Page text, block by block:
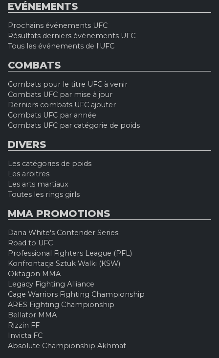
EVÉNEMENTS
Prochains événements UFC
Résultats derniers événements UFC
Tous les événements de l'UFC
COMBATS
Combats pour le titre UFC à venir
Combats UFC par mise à jour
Derniers combats UFC ajouter
Combats UFC par année
Combats UFC par catégorie de poids
DIVERS
Les catégories de poids
Les arbitres
Les arts martiaux
Toutes les rings girls
MMA PROMOTIONS
Dana White's Contender Series
Road to UFC
Professional Fighters League (PFL)
Konfrontacja Sztuk Walki (KSW)
Oktagon MMA
Legacy Fighting Alliance
Cage Warriors Fighting Championship
ARES Fighting Championship
Bellator MMA
Rizzin FF
Invicta FC
Absolute Championship Akhmat